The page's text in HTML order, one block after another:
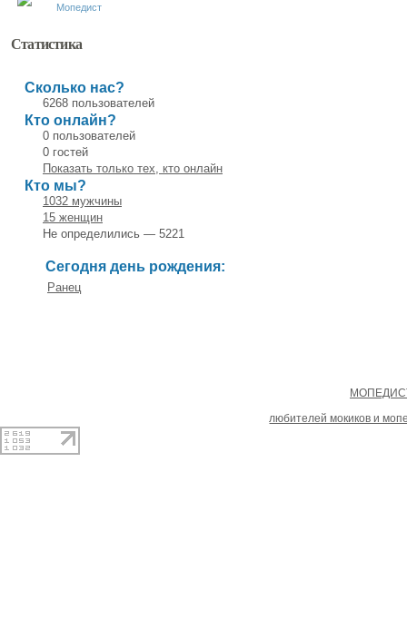
Мопедист
Статистика
Сколько нас?
6268 пользователей
Кто онлайн?
0 пользователей
0 гостей
Показать только тех, кто онлайн
Кто мы?
1032 мужчины
15 женщин
Не определились — 5221
Сегодня день рождения:
Ранец
любителей мокиков и